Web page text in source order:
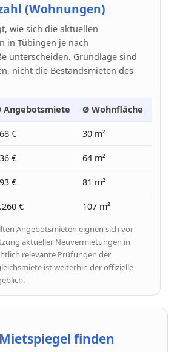
(Wohnungen)
wie sich die aktuellen
in Tübingen je nach
unterscheiden. Grundlage sind
nicht die Bestandsmieten des
Angebotsmiete Ø Wohnfläche
€ 30 m²
€ 64 m²
€ 81 m²
€ 107 m²
Angebotsmieten eignen sich vor
aktueller Neuvermietungen in
relevante Prüfungen der
ist weiterhin der offizielle
finden